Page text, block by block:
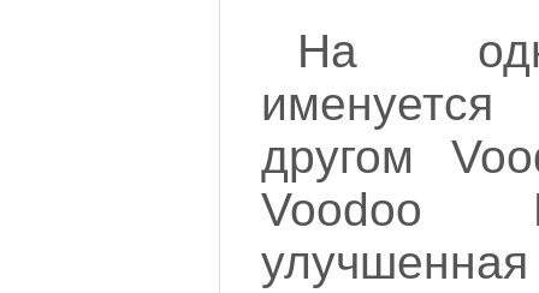
На
другом
Voodoo